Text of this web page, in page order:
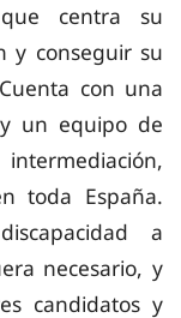
centra su
y conseguir su
con una
un equipo de
toda España.
discapacidad a
necesario, y
candidatos y